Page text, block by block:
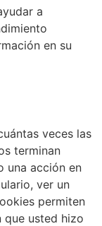
a
en su
veces las
terminan
una acción en
ver un
permiten
que usted hizo